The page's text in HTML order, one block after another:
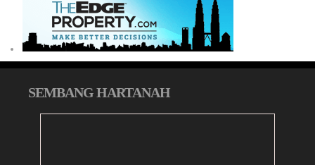
SEMBANG HARTANAH